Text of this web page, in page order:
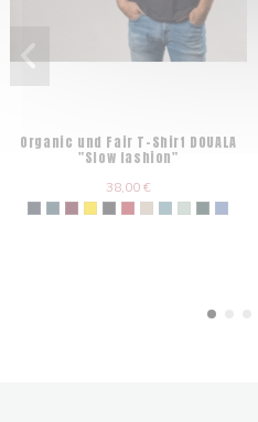
Organic und Fair T-Shirt DOUALA
"Slow fashion"
38,00 €